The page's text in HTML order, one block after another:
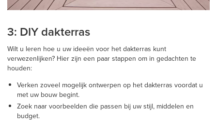
3: DIY dakterras
Wilt u leren hoe u uw ideeën voor het dakterras kunt
verwezenlijken? Hier zijn een paar stappen om in gedachten te
houden:
Verken zoveel mogelijk ontwerpen op het dakterras voordat u
met uw bouw begint.
Zoek naar voorbeelden die passen bij uw stijl, middelen en
budget.